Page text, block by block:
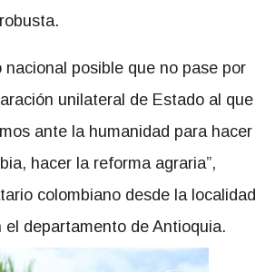
nacional posible que no pase por
unilateral de Estado al que
ante la humanidad para hacer
hacer la reforma agraria”,
colombiano desde la localidad
el departamento de Antioquia.